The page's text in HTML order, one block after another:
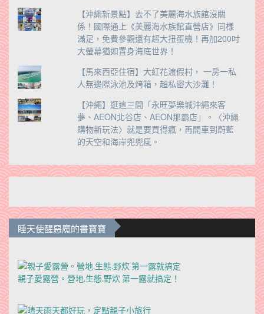
【沖繩新景點】去不了美麗海水族館沒關
係！國際通上《美麗海水族館直營店》同樣
滿足，免費參觀還有超大扭蛋機！再加200吋
大螢幕猶如置身海底世界！
【馬來西亞住宿】大紅花渡假村， 一房一私
人無邊際泳池及烤箱，超私密大沙灘！
【沖繩】逛這三間「永旺夢樂城沖繩來客
夢、AEON北谷店、AEON那霸店」。〈沖繩
購物新玩法〉就是要買得瘋，再開車到蔚藍
的天空和海岸兜兜風。
睡天使醒惡魔的書寶寶
親子愛露營。營地.生態.野炊 第一露就搞定！